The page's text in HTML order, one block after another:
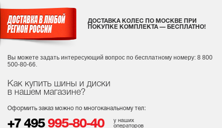
Как купить шины и диски
в нашем магазине?
Оформить заказ можно по многоканальному тел:
+7 495 995-80-40
у наших
операторов
ДОСТАВКА КОЛЕС ПО МОСКВЕ ПРИ
ПОКУПКЕ КОМПЛЕКТА — БЕСПЛАТНО!
Вы можете задать интересующий вопрос по бесплатному номеру: 8 800
500-80-66.